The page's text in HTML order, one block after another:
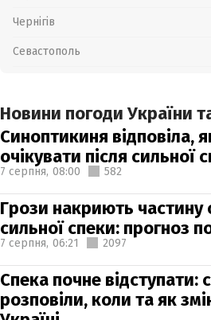
Чернігів
Севастополь
Новини погоди України
Синоптикиня відповіла,
очікувати після сильної
7 серпня, 08:00 582
Грози накриють частину
сильної спеки: прогноз
7 серпня, 06:21 2097
Спека почне відступати:
розповіли, коли та як